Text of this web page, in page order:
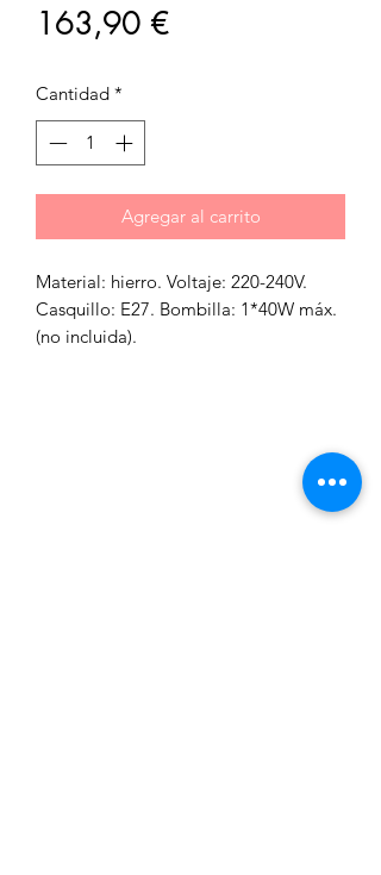
163,90 €Precio
Cantidad *
Agregar al carrito
Material: hierro. Voltaje: 220-240V.
Casquillo: E27. Bombilla: 1*40W máx.
(no incluida).